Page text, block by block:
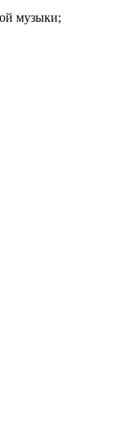
музыки;